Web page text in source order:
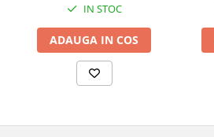
IN STOC
ADAUGA IN COS